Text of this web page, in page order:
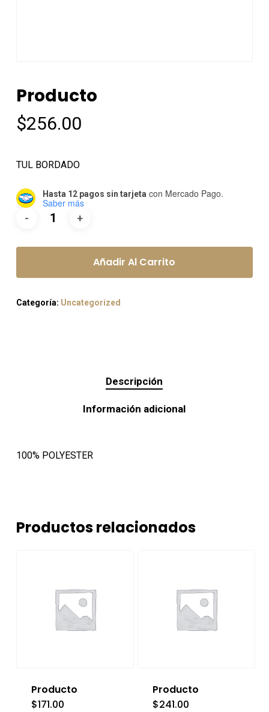
Producto
$256.00
TUL BORDADO
Hasta 12 pagos sin tarjeta con Mercado Pago.
Saber más
Añadir Al Carrito
Categoría: Uncategorized
Descripción
Información adicional
100% POLYESTER
Productos relacionados
Producto
$171.00
Producto
$241.00